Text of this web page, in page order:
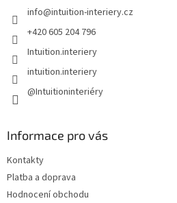
info@intuition-interiery.cz
+420 605 204 796
Intuition.interiery
intuition.interiery
@Intuitioninteriéry
Informace pro vás
Kontakty
Platba a doprava
Hodnocení obchodu